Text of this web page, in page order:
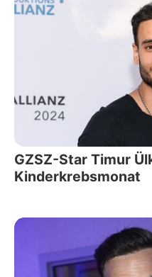
GZSZ-Star Timur
Kinderkrebsmonat